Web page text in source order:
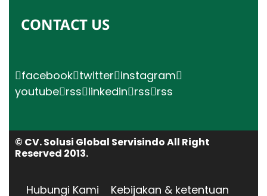
CONTACT US
facebook twitter instagram
youtube rss linkedin rss rss
© CV. Solusi Global Servisindo All Right
Reserved 2013.
Hubungi Kami Kebijakan & ketentuan